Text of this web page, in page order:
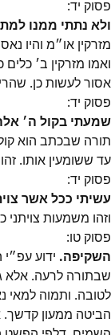
פסוק יד:
ולא נתתי ממנו
מזרקין או״מ והיו
ואמו מזרקין ב׳
אסור לעשות כן.
פסוק יד:
שמעתי בקול ה׳
תורה שבכתב הוא
עד ששומעין אותו.
פסוק יד:
עשיתי ככל אשר
וזהו משמעות
פסוק טו:
השקיפה. ידוע
שבתורה לרעה. אלא
לטובה. ותמוה למאי
הביטה ממעון קדשך.